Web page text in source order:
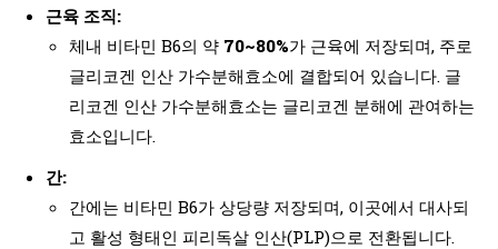
근육 조직:
체내 비타민 B6의 약 70~80%가 근육에 저장되며, 주로
글리코겐 인산 가수분해효소에 결합되어 있습니다. 글
리코겐 인산 가수분해효소는 글리코겐 분해에 관여하는
효소입니다.
간:
간에는 비타민 B6가 상당량 저장되며, 이곳에서 대사되
고 활성 형태인 피리독살 인산(PLP)으로 전환됩니다.